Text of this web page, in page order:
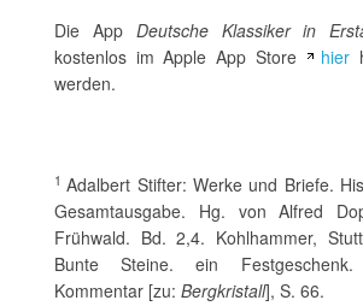
Die App Deutsche Klassiker in
kostenlos im Apple App Store
hier
werden.
1 Adalbert Stifter: Werke und Briefe.
Gesamtausgabe. Hg. von Alfred
Frühwald. Bd. 2,4. Kohlhammer,
Bunte Steine. ein
Kommentar [zu: Bergkristall], S. 66.